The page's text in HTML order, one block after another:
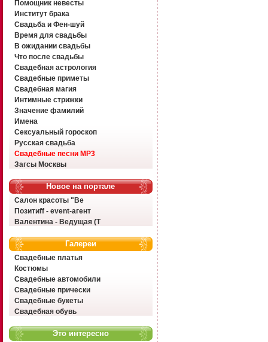
Помощник невесты
Институт брака
Свадьба и Фен-шуй
Время для свадьбы
В ожидании свадьбы
Что после свадьбы
Свадебная астрология
Свадебные приметы
Свадебная магия
Интимные стрижки
Значение фамилий
Имена
Сексуальный гороскоп
Русская свадьба
Свадебные песни MP3
Загсы Москвы
Новое на портале
Салон красоты "Ве
Позитиff - event-агент
Валентина - Ведущая (Т
Галереи
Свадебные платья
Костюмы
Свадебные автомобили
Свадебные прически
Свадебные букеты
Свадебная обувь
Это интересно